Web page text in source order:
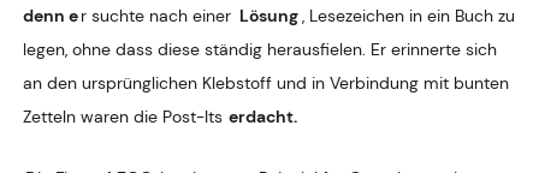
denn er suchte nach einer Lösung, Lesezeichen in ein Buch zu
legen, ohne dass diese ständig herausfielen. Er erinnerte sich
an den ursprünglichen Klebstoff und in Verbindung mit bunten
Zetteln waren die Post-Its erdacht.